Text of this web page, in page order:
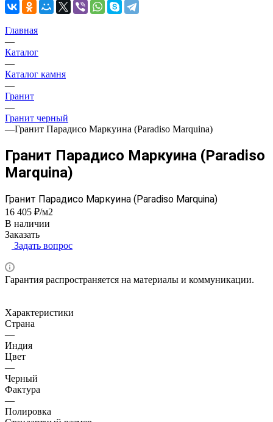
Главная
—
Каталог
—
Каталог камня
—
Гранит
—
Гранит черный
—Гранит Парадисо Маркуина (Paradiso Marquina)
Гранит Парадисо Маркуина (Paradiso
Marquina)
Гранит Парадисо Маркуина (Paradiso Marquina)
16 405 ₽/м2
В наличии
Заказать
Задать вопрос
Гарантия распространяется на материалы и коммуникации.
Характеристики
Страна
—
Индия
Цвет
—
Черный
Фактура
—
Полировка